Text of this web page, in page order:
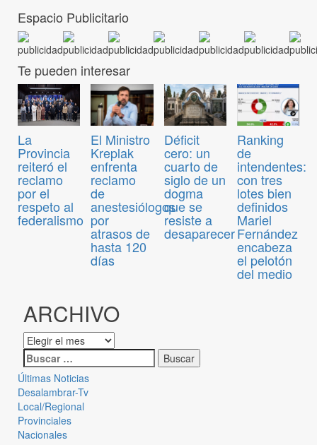
Espacio Publicitario
Te pueden interesar
La
Provincia
reiteró el
reclamo
por el
respeto al
federalismo
El Ministro
Kreplak
enfrenta
reclamo
de
anestesiólogos
por
atrasos de
hasta 120
días
Déficit
cero: un
cuarto de
siglo de un
dogma
que se
resiste a
desaparecer
Ranking
de
intendentes:
con tres
lotes bien
definidos
Mariel
Fernández
encabeza
el pelotón
del medio
ARCHIVO
Últimas Noticias
Desalambrar-Tv
Local/Regional
Provinciales
Nacionales